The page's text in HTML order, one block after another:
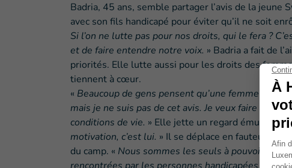
Badria, 45 ans, semble partager l’avis de la jeune
avec son fils handicapé pour éviter qu’il ne soit
Si l’on ne lutte pas pour nos droits, qui le fera ?
et de faire entendre notre voix. » Badria a fait de
priorités. Elle lutte aussi pour les droits des
tiennent à cœur.
« Beaucoup de gens pensent qu’une femme de
mais je ne suis pas de cet avis. Je veux faire mon
conditions de vie. » Elle jette un regard ému vers
motivation, c’est lui. » Il se déplace en fauteuil
du camp. « Nous sommes les seuls à pouvoir